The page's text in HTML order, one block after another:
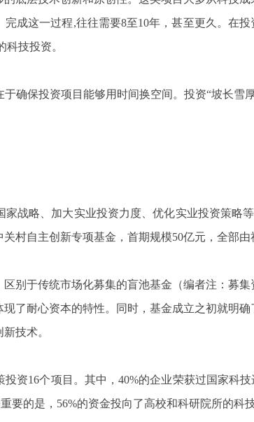
成这一过程,往往需要8至10年，甚至更久。在
技投资。
确保投资项目能够用时间换空间。投资“坡长雪
战略、加大实业投资力度、优化实业投资策略
自主创新专项基金，首期规模50亿元，全部由
别于传统市场化募集的盲池基金（编者注：募
了耐心资本的特性。同时，基金成立之初就明
技术。
资16个项目。其中，40%的企业荣获过国家科
要的是，56%的资金投向了高校和科研院所的科